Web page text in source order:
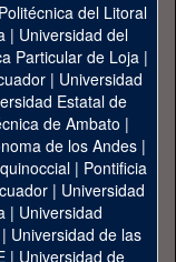
del Litoral
| Universidad del
Particular de Loja|
| Universidad
Estatal de
de Ambato |
de los Andes|
| Pontificia
| Universidad
| Universidad
| Universidad de las
| Universidad de